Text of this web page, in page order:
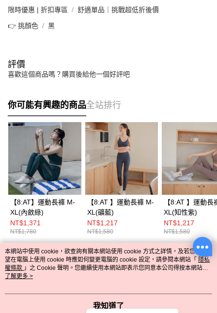
限時優惠 | 折扣專區 舒適單品｜挑戰超低折後價
👉 挑顏色 黑
評價
喜歡這個商品嗎？購買後給他一個好評吧
你可能有興趣的商品全站排行
【8:AT】運動長褲 M-
XL(內斂綠)
NT$1,371
NT$1,780
【8:AT 】運動長褲 M-
XL(礦藍)
NT$1,217
NT$1,580
【8:AT 】運動長褲
XL(知性紫)
NT$1,217
NT$1,580
熱門標籤
本網站中使用 cookie，欲查詢有關本網站使用 cookie 方式之詳情，及若您不希
望在電腦上使用 cookie 時應如何變更電腦的 cookie 設定，請參閱本網站「 隱私
權條款 」之 Cookie 聲明。您繼續使用本網站即表示您同意本公司得按本網站使
用條款之 Cookie 聲明使用 cookie。
了解更多 >
我知道了